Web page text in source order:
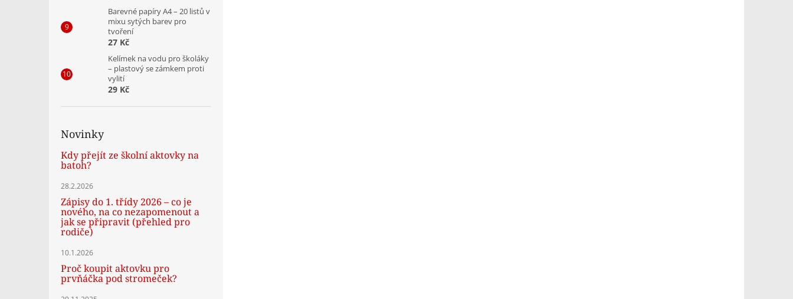
Barevné papíry A4 – 20 listů v
mixu sytých barev pro
tvoření
27 Kč
Kelímek na vodu pro školáky
– plastový se zámkem proti
vylití
29 Kč
Novinky
Kdy přejít ze školní aktovky na
batoh?
28.2.2026
Zápisy do 1. třídy 2026 – co je
nového, na co nezapomenout a
jak se připravit (přehled pro
rodiče)
10.1.2026
Proč koupit aktovku pro
prvňáčka pod stromeček?